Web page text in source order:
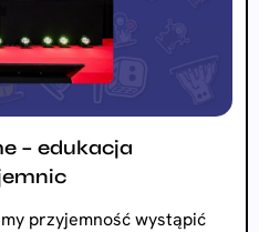
– edukacja
przyjemność wystąpić